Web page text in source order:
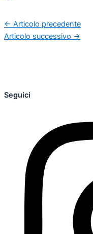
← Articolo precedente
Articolo successivo →
Seguici